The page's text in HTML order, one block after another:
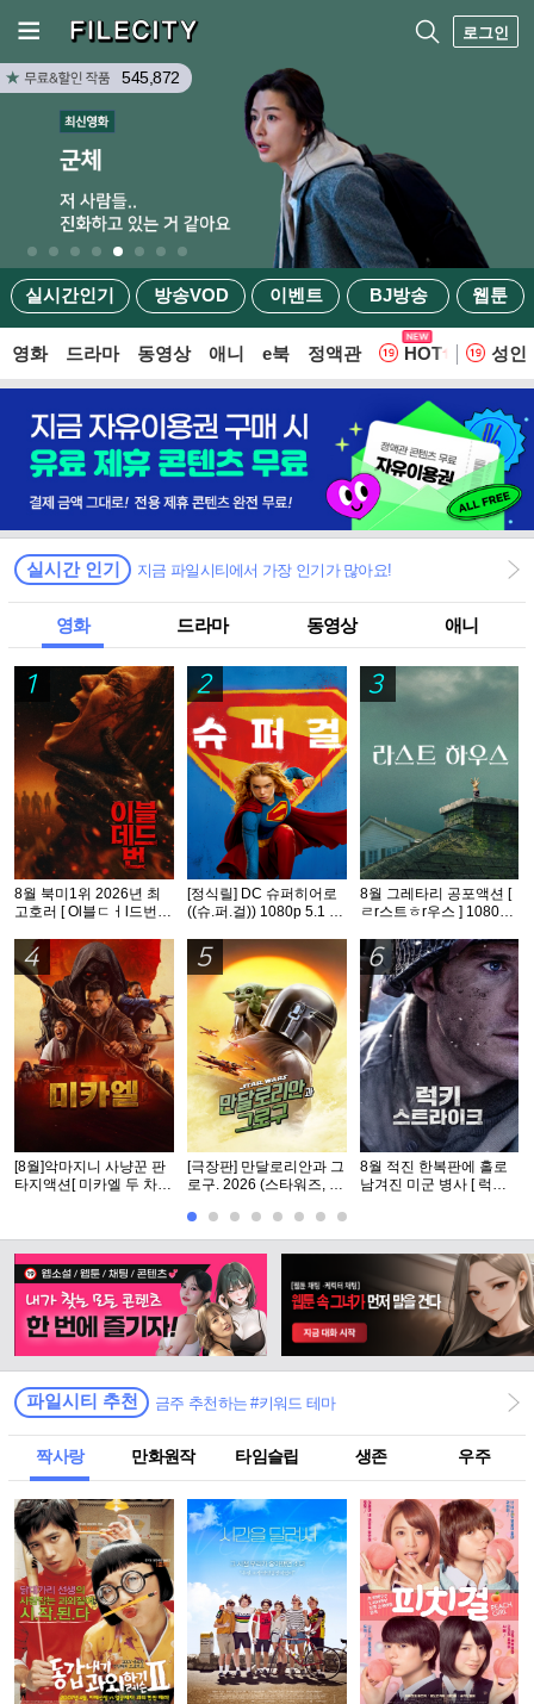
로그인
실시간인기 방송VOD 이벤트 BJ방송 웹툰
545,872
영화 드라마 동영상 애니 e북 정액관 HOT 웹
성인
실시간 인기 지금 파일시티에서 가장 인기가 많아요!
영화 드라마 동영상 애니
1
8월 북미1위 2026년 최
고호러 [ Ol블ㄷㅓl드번 ]
2
[정식릴] DC 슈퍼히어로
((슈.퍼.걸)) 1080p 5.1 공
3
8월 그레타리 공포액션 [
ㄹr스트ㅎr우스 ] 1080p
4
[8월]악마지니 사냥꾼 판
타지액션[ 미카엘 두 차원
5
[극장판] 만달로리안과 그
로구. 2026 (스타워즈, 12
6
8월 적진 한복판에 홀로
남겨진 미군 병사 [ 럭키
파일시티 추천 금주 추천하는 #키워드 테마
짝사랑 만화원작 타임슬립 생존 우주